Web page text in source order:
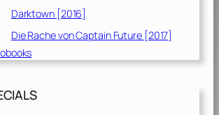
Darktown [2016]
Die Rache von Captain Future [2017]